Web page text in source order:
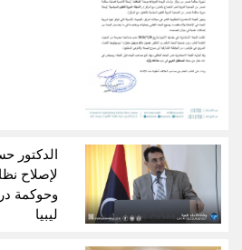
الدكتور
لإصلاح
وحوكمة
ليبيا